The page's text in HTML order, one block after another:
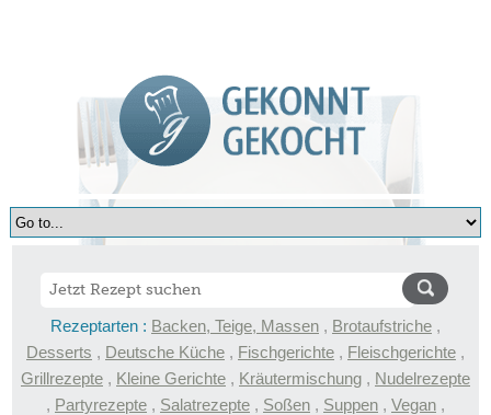
Rezeptarten : Backen, Teige, Massen , Brotaufstriche ,
Desserts , Deutsche Küche , Fischgerichte , Fleischgerichte ,
Grillrezepte , Kleine Gerichte , Kräutermischung , Nudelrezepte
, Partyrezepte , Salatrezepte , Soßen , Suppen , Vegan ,